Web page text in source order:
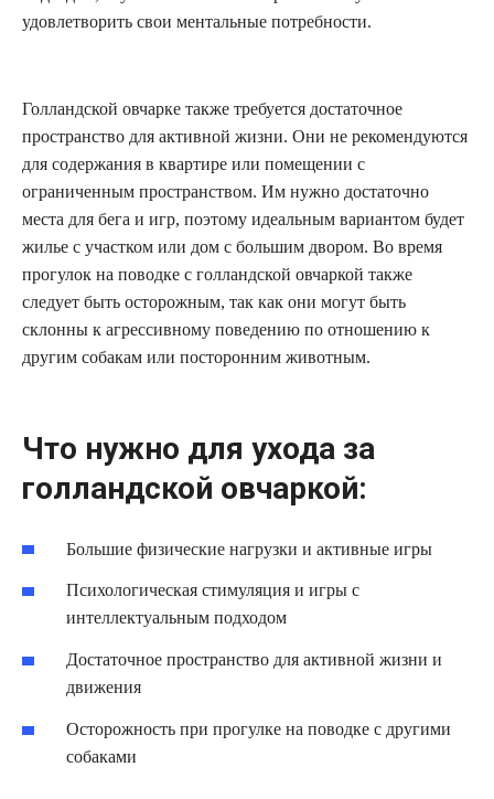
удовлетворить свои ментальные потребности.
Голландской овчарке также требуется достаточное
пространство для активной жизни. Они не рекомендуются
для содержания в квартире или помещении с
ограниченным пространством. Им нужно достаточно
места для бега и игр, поэтому идеальным вариантом будет
жилье с участком или дом с большим двором. Во время
прогулок на поводке с голландской овчаркой также
следует быть осторожным, так как они могут быть
склонны к агрессивному поведению по отношению к
другим собакам или посторонним животным.
Что нужно для ухода за
голландской овчаркой:
Большие физические нагрузки и активные игры
Психологическая стимуляция и игры с
интеллектуальным подходом
Достаточное пространство для активной жизни и
движения
Осторожность при прогулке на поводке с другими
собаками